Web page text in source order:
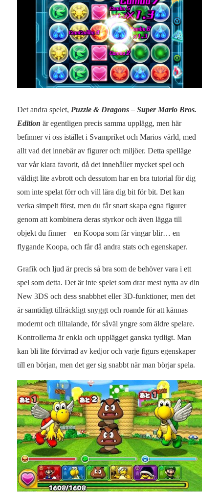
Det andra spelet, Puzzle & Dragons – Super Mario Bros.
Edition är egentligen precis samma upplägg, men här
befinner vi oss istället i Svampriket och Marios värld, med
allt vad det innebär av figurer och miljöer. Detta spelläge
var vår klara favorit, då det innehåller mycket spel och
väldigt lite avbrott och dessutom har en bra tutorial för dig
som inte spelat förr och vill lära dig bit för bit. Det kan
verka simpelt först, men du får snart skapa egna figurer
genom att kombinera deras styrkor och även lägga till
objekt du finner – en Koopa som får vingar blir… en
flygande Koopa, och får då andra stats och egenskaper.
Grafik och ljud är precis så bra som de behöver vara i ett
spel som detta. Det är inte spelet som drar mest nytta av din
New 3DS och dess snabbhet eller 3D-funktioner, men det
är samtidigt tillräckligt snyggt och roande för att kännas
modernt och tilltalande, för såväl yngre som äldre spelare.
Kontrollerna är enkla och upplägget ganska tydligt. Man
kan bli lite förvirrad av kedjor och varje figurs egenskaper
till en början, men det ger sig snabbt när man börjar spela.